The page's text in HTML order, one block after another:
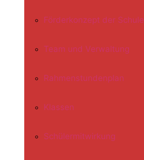
Förderkonzept der Schule
Team und Verwaltung
Rahmenstundenplan
Klassen
Schülermitwirkung